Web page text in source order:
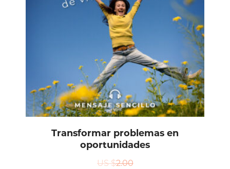
Transformar problemas en
oportunidades
US $2.00